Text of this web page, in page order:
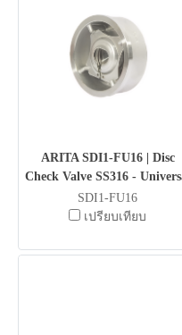
ARITA SDI1-FU16 | Disc
Check Valve SS316 -
SDI1-FU16
เปรียบเทียบ